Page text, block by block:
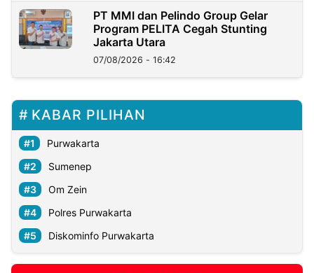
PT MMI dan Pelindo Group Gelar
Program PELITA Cegah Stunting
Jakarta Utara
07/08/2026 - 16:42
KABAR PILIHAN
Purwakarta
Sumenep
Om Zein
Polres Purwakarta
Diskominfo Purwakarta